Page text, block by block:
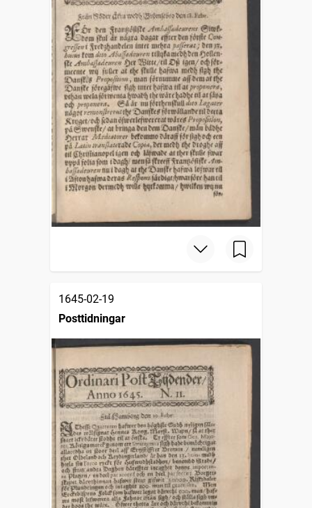
1645-02-19
Posttidningar